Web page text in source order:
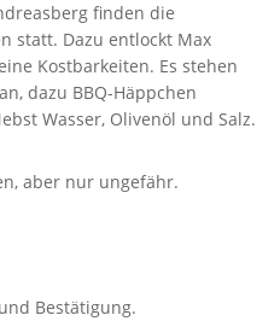
finden die
statt. Dazu entlockt Max
Kostbarkeiten. Es stehen
dazu BBQ-Häppchen
Wasser, Olivenöl und Salz.
aber nur ungefähr.
Bestätigung.